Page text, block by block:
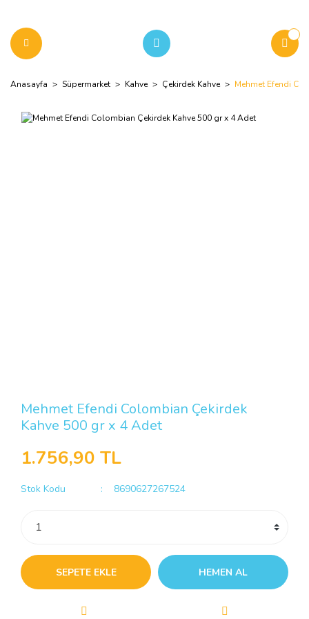
Anasayfa Süpermarket Kahve Çekirdek Kahve Mehmet Efendi
Mehmet Efendi Colombian Çekirdek
Kahve 500 gr x 4 Adet
1.756,90 TL
Stok Kodu 8690627267524
SEPETE EKLE HEMEN AL